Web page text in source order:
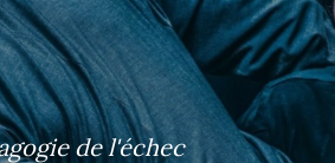
de l'échec